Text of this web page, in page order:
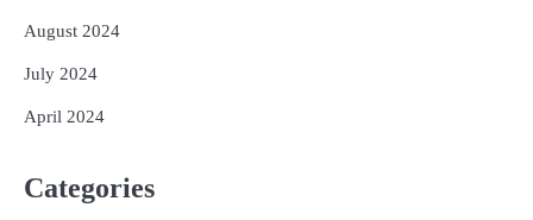
August 2024
July 2024
April 2024
Categories